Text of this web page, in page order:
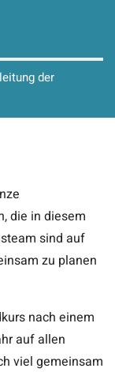
der
die in diesem
sind auf
zu planen
nach einem
auf allen
viel gemeinsam